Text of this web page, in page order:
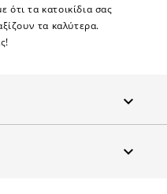
ότι τα κατοικίδια σας
τα καλύτερα.

